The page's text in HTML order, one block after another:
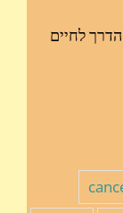
לחיים